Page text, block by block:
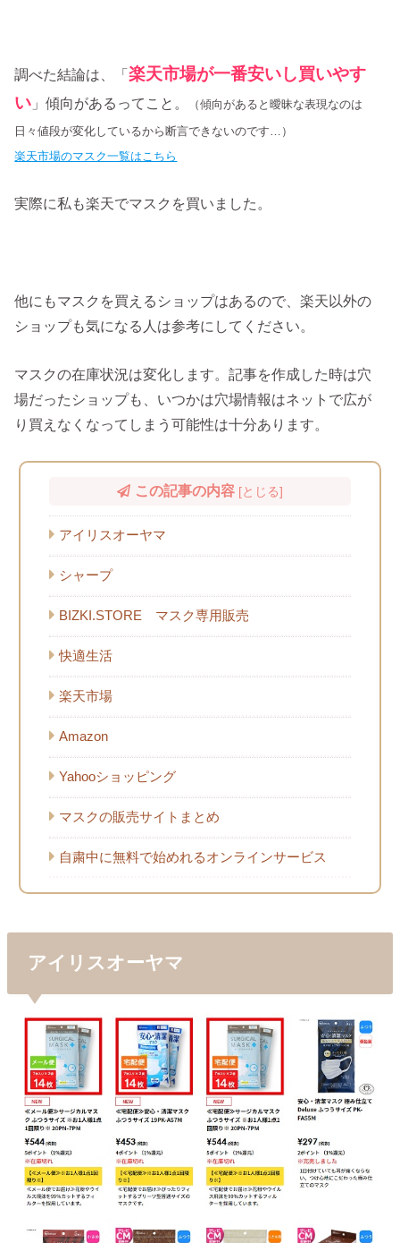
調べた結論は、「楽天市場が一番安いし買いやす
い 」傾向があるってこと。
（傾向があると曖昧な表現なのは
日々値段が変化しているから断言できないのです…）
楽天市場のマスク一覧はこちら
実際に私も楽天でマスクを買いました。
他にもマスクを買えるショップはあるので、楽天以外の
ショップも気になる人は参考にしてください。
マスクの在庫状況は変化します。記事を作成した時は穴
場だったショップも、いつかは穴場情報はネットで広が
り買えなくなってしまう可能性は十分あります。
この記事の内容 [とじる]
アイリスオーヤマ
シャープ
BIZKI.STORE マスク専用販売
快適生活
楽天市場
Amazon
Yahooショッピング
マスクの販売サイトまとめ
自粛中に無料で始めれるオンラインサービス
アイリスオーヤマ